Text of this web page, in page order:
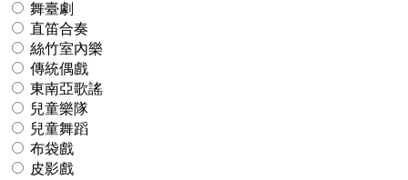
舞臺劇
直笛合奏
絲竹室內樂
傳統偶戲
東南亞歌謠
兒童樂隊
兒童舞蹈
布袋戲
皮影戲